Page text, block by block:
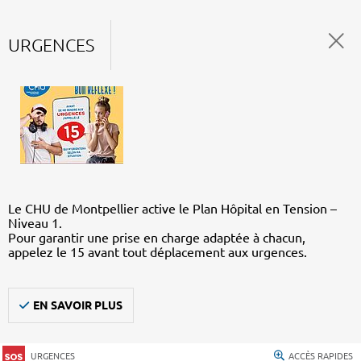
URGENCES
Le CHU de Montpellier active le Plan Hôpital en Tension –
Niveau 1.
Pour garantir une prise en charge adaptée à chacun,
appelez le 15 avant tout déplacement aux urgences.
EN SAVOIR PLUS
URGENCES ACCÈS RAPIDES